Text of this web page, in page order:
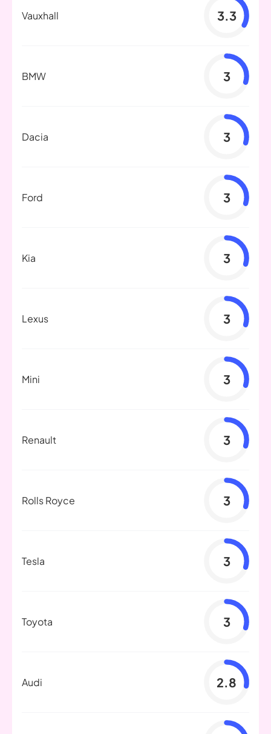
Vauxhall 3.3
BMW 3
Dacia 3
Ford 3
Kia 3
Lexus 3
Mini 3
Renault 3
Rolls Royce 3
Tesla 3
Toyota 3
Audi 2.8